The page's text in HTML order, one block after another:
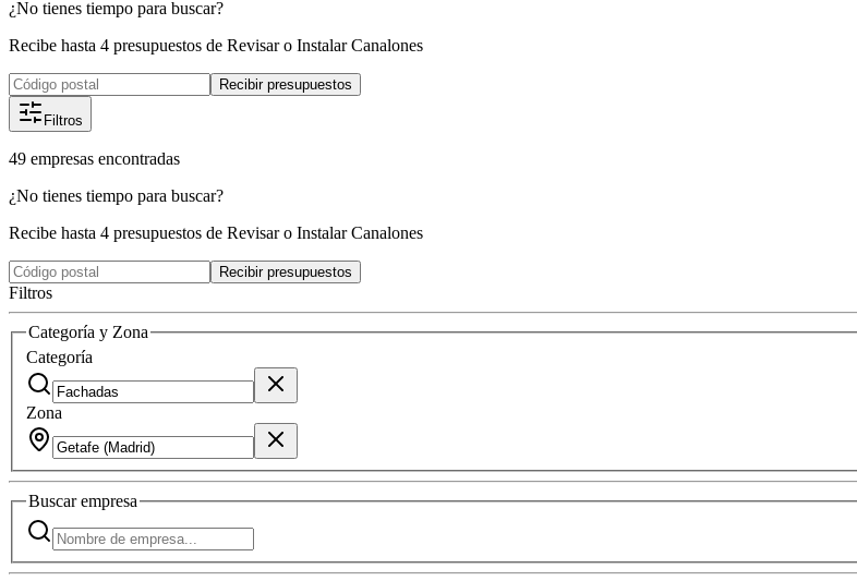
¿No tienes tiempo para buscar?
Recibe hasta 4 presupuestos de Revisar o Instalar Canalones
Recibir presupuestos
Filtros
49 empresas encontradas
¿No tienes tiempo para buscar?
Recibe hasta 4 presupuestos de Revisar o Instalar Canalones
Recibir presupuestos
Filtros
Categoría y Zona
Categoría
Zona
Buscarempresa